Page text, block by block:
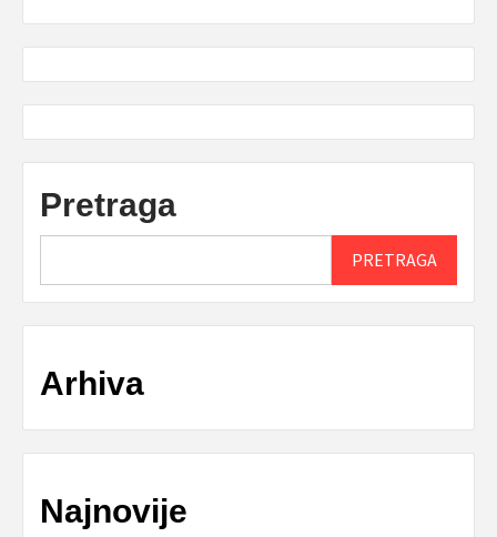
Pretraga
PRETRAGA
Arhiva
Najnovije